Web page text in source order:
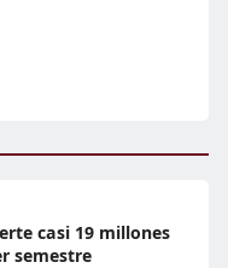
casi 19 millones
semestre